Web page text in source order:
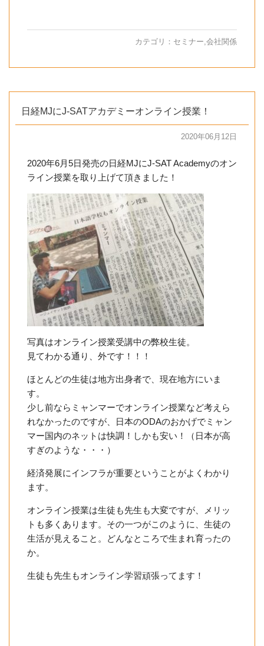
カテゴリ： セミナー,会社関係
日経MJにJ-SATアカデミーオンライン授業！
2020年06月12日
2020年6月5日発売の日経MJにJ-SAT Academyのオン
ライン授業を取り上げて頂きました！
写真はオンライン授業受講中の弊校生徒。
見てわかる通り、外です！！！
ほとんどの生徒は地方出身者で、現在地方にいま
す。
少し前ならミャンマーでオンライン授業など考えら
れなかったのですが、日本のODAのおかげでミャン
マー国内のネットは快調！しかも安い！（日本が高
すぎのような・・・）
経済発展にインフラが重要ということがよくわかり
ます。
オンライン授業は生徒も先生も大変ですが、メリッ
トも多くあります。その一つがこのように、生徒の
生活が見えること。どんなところで生まれ育ったの
か。
生徒も先生もオンライン学習頑張ってます！